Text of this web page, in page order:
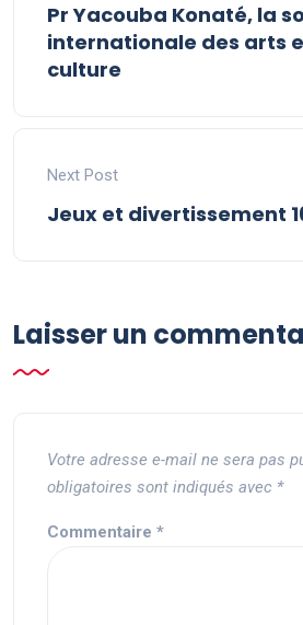
Pr Yacouba Konaté, la
internationale des arts
culture
Next Post
Jeux et divertissement
Laisser un
Votre adresse e-mail ne sera pas
obligatoires sont indiqués avec *
Commentaire *